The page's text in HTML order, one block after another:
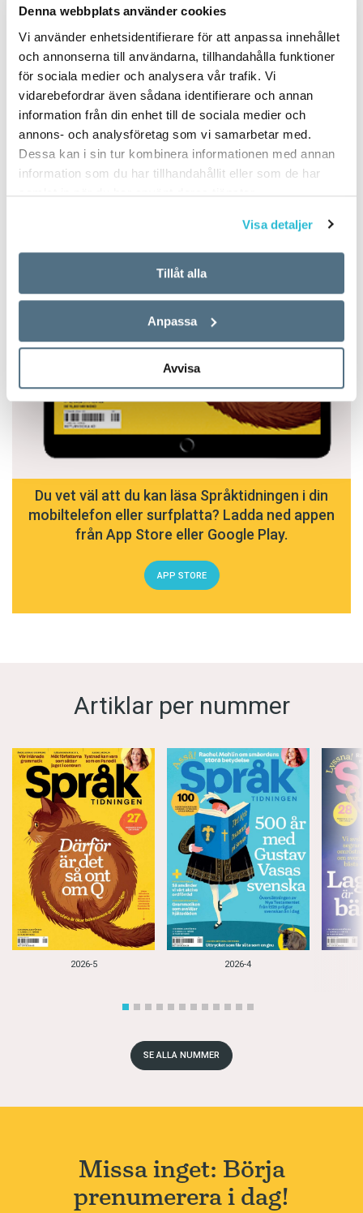
Denna webbplats använder cookies
Vi använder enhetsidentifierare för att anpassa innehållet
och annonserna till användarna, tillhandahålla funktioner
för sociala medier och analysera vår trafik. Vi
vidarebefordrar även sådana identifierare och annan
information från din enhet till de sociala medier och
annons- och analysföretag som vi samarbetar med.
Dessa kan i sin tur kombinera informationen med annan
information som du har tillhandahållit eller som de har
samlat in när du har använt deras tjänster.
Visa detaljer
Tillåt alla
Anpassa
Avvisa
Du vet väl att du kan läsa Språktidningen i din
mobiltelefon eller surfplatta? Ladda ned appen
från App Store eller Google Play.
APP STORE
Artiklar per nummer
2026-5 2026-4
SE ALLA NUMMER
Missa inget: Börja
prenumerera i dag!